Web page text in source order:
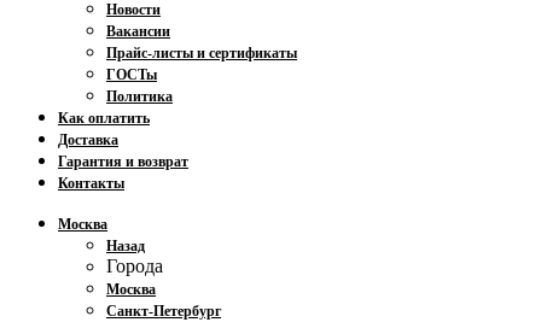
Новости
Вакансии
Прайс-листы и сертификаты
ГОСТы
Политика
Как оплатить
Доставка
Гарантия и возврат
Контакты
Москва
Назад
Города
Москва
Санкт-Петербург